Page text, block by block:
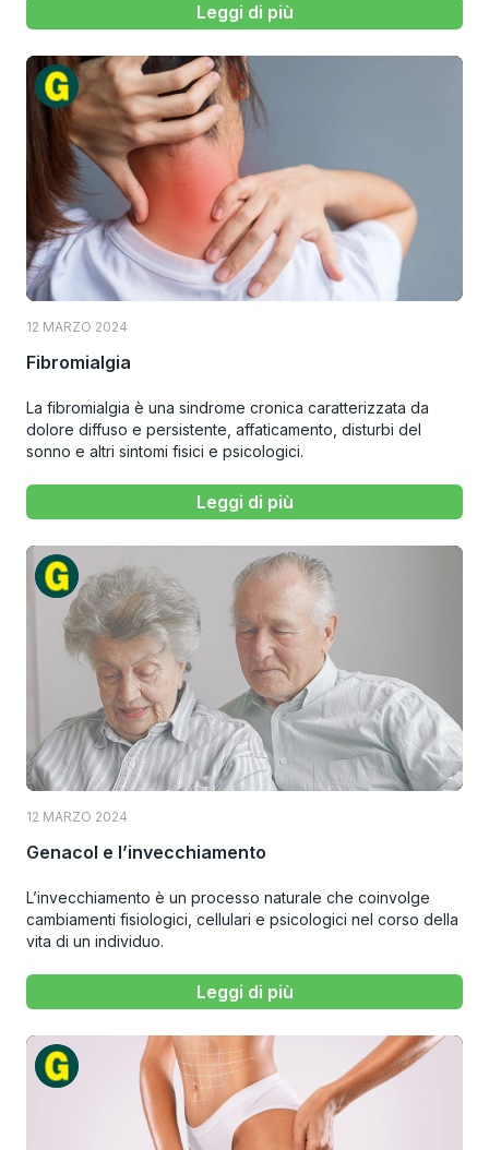
Leggi di più
12 MARZO 2024
Fibromialgia
La fibromialgia è una sindrome cronica caratterizzata da
dolore diffuso e persistente, affaticamento, disturbi del
sonno e altri sintomi fisici e psicologici.
Leggi di più
12 MARZO 2024
Genacol e l’invecchiamento
L’invecchiamento è un processo naturale che coinvolge
cambiamenti fisiologici, cellulari e psicologici nel corso della
vita di un individuo.
Leggi di più